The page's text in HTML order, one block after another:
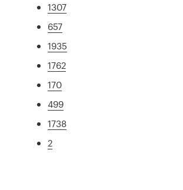
1307
657
1935
1762
170
499
1738
2